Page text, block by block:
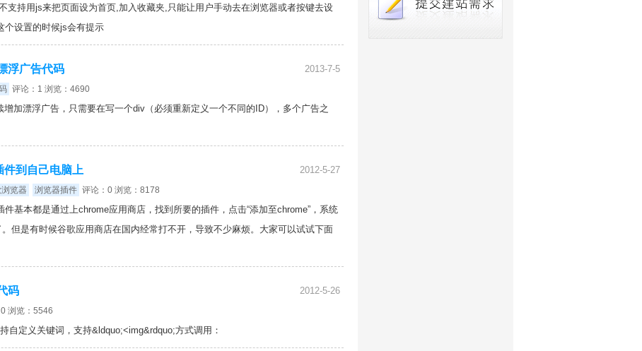
支持用js来把页面设为首页,加入收藏夹,只能让用户手动去在浏览器或者按键去设
个设置的时候js会有提示
2013-7-5
浮广告代码
评论：1 浏览：4690
加漂浮广告，只需要在写一个div（必须重新定义一个不同的ID），多个广告之
2012-5-27
到自己电脑上
览器 浏览器插件 评论：0 浏览：8178
基本都是通过上chrome应用商店，找到所要的插件，点击“添加至chrome”，系统
但是有时候谷歌应用商店在国内经常打不开，导致不少麻烦。大家可以试试下面
2012-5-26
码
浏览：5546
自定义关键词，支持&ldquo;<img&rdquo;方式调用：